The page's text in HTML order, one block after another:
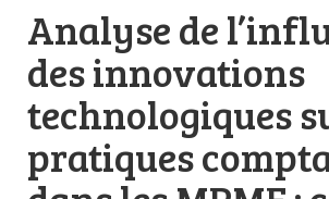
Analyse de
des innovations
technologiques
pratiques